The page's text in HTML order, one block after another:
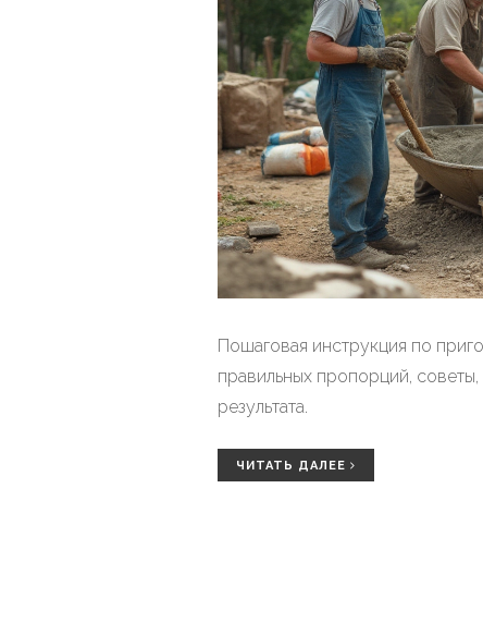
Пошаговая инструкция по
правильных пропорций,
результата.
ЧИТАТЬ ДАЛЕЕ